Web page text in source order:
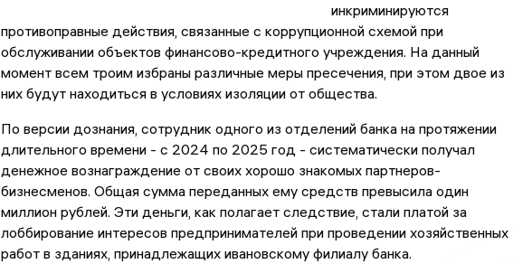
инкриминируются
противоправные действия, связанные с коррупционной схемой при
обслуживании объектов финансово-кредитного учреждения. На данный
момент всем троим избраны различные меры пресечения, при этом двое из
них будут находиться в условиях изоляции от общества.
По версии дознания, сотрудник одного из отделений банка на протяжении
длительного времени - с 2024 по 2025 год - систематически получал
денежное вознаграждение от своих хорошо знакомых партнеров-
бизнесменов. Общая сумма переданных ему средств превысила один
миллион рублей. Эти деньги, как полагает следствие, стали платой за
лоббирование интересов предпринимателей при проведении хозяйственных
работ в зданиях, принадлежащих ивановскому филиалу банка.